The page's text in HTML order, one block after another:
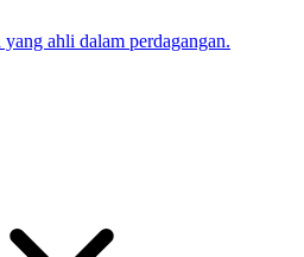
ahli dalam perdagangan.